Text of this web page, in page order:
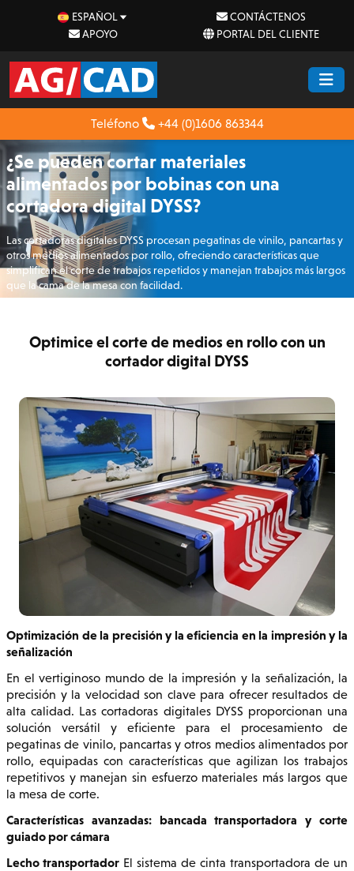
ESPAÑOL
CONTÁCTENOS
APOYO
PORTAL DEL CLIENTE
Teléfono +44 (0)1606 863344
¿Se pueden cortar materiales
alimentados por bobinas con una
cortadora digital DYSS?
Las cortadoras digitales DYSS procesan pegatinas de vinilo, pancartas y
otros medios alimentados por rollo, ofreciendo características que
simplifican el corte de trabajos repetidos y manejan trabajos más largos
que la cama de la mesa con facilidad.
Optimice el corte de medios en rollo con un
cortador digital DYSS
Optimización de la precisión y la eficiencia en la impresión y la
señalización
En el vertiginoso mundo de la impresión y la señalización, la
precisión y la velocidad son clave para ofrecer resultados de
alta calidad. Las cortadoras digitales DYSS proporcionan una
solución versátil y eficiente para el procesamiento de
pegatinas de vinilo, pancartas y otros medios alimentados por
rollo, equipadas con características que agilizan los trabajos
repetitivos y manejan sin esfuerzo materiales más largos que
la mesa de corte.
Características avanzadas: bancada transportadora y corte
guiado por cámara
Lecho transportador El sistema de cinta transportadora de un